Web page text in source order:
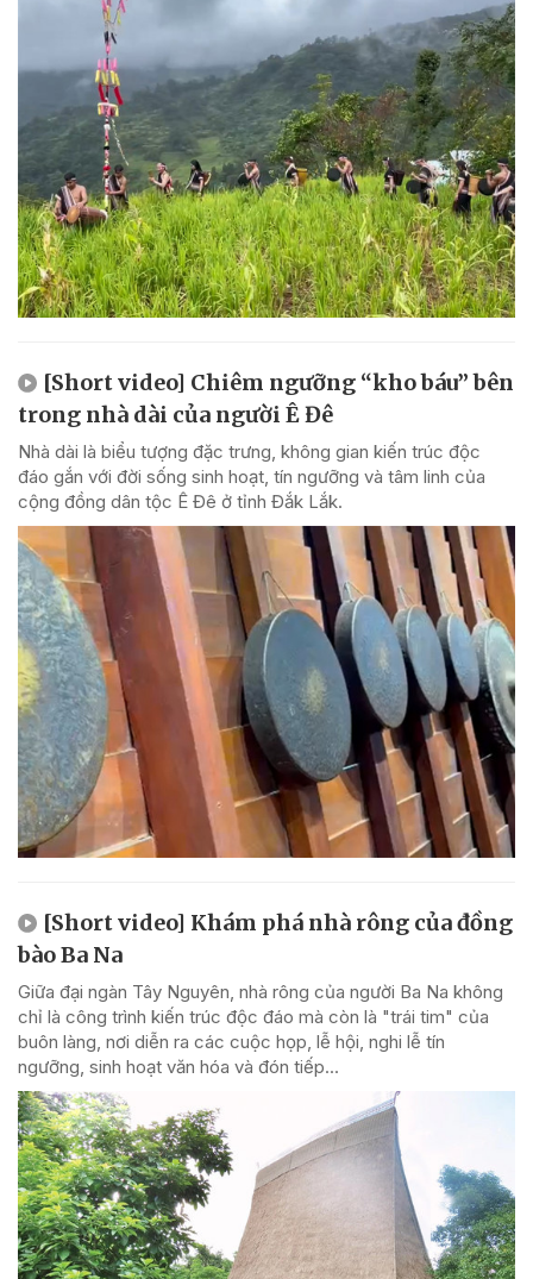
[Short video] Chiêm ngưỡng “kho báu” bên
trong nhà dài của người Ê Đê
Nhà dài là biểu tượng đặc trưng, không gian kiến trúc độc
đáo gắn với đời sống sinh hoạt, tín ngưỡng và tâm linh của
cộng đồng dân tộc Ê Đê ở tỉnh Đắk Lắk.
[Short video] Khám phá nhà rông của đồng
bào Ba Na
Giữa đại ngàn Tây Nguyên, nhà rông của người Ba Na không
chỉ là công trình kiến trúc độc đáo mà còn là "trái tim" của
buôn làng, nơi diễn ra các cuộc họp, lễ hội, nghi lễ tín
ngưỡng, sinh hoạt văn hóa và đón tiếp...